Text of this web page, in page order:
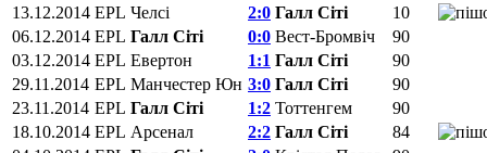
13.12.2014 EPL Челсі 2:0 Галл Сіті
10
06.12.2014 EPL Галл Сіті 0:0 Вест-Бромвіч
90
03.12.2014 EPL Евертон 1:1 Галл Сіті
90
29.11.2014 EPL Манчестер Юн 3:0 Галл Сіті
90
23.11.2014 EPL Галл Сіті 1:2 Тоттенгем
90
18.10.2014 EPL Арсенал 2:2 Галл Сіті
84